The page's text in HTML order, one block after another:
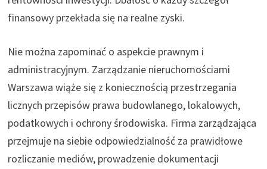
finansowy przekłada się na realne zyski.
Nie można zapominać o aspekcie prawnym i
administracyjnym. Zarządzanie nieruchomościami
Warszawa wiąże się z koniecznością przestrzegania
licznych przepisów prawa budowlanego, lokalowych,
podatkowych i ochrony środowiska. Firma zarządzająca
przejmuje na siebie odpowiedzialność za prawidłowe
rozliczanie mediów, prowadzenie dokumentacji